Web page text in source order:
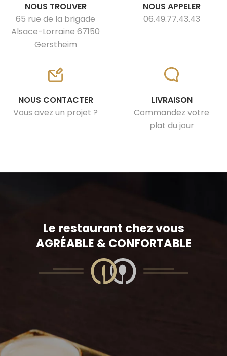
NOUS TROUVER
65 rue de la brigade
Alsace-Lorraine 67150
Gerstheim
NOUS APPELER
06.49.77.43.43
NOUS CONTACTER
Vous avez un projet ?
LIVRAISON
Commandez votre
plat du jour
Le restaurant chez vous
AGRÉABLE & CONFORTABLE